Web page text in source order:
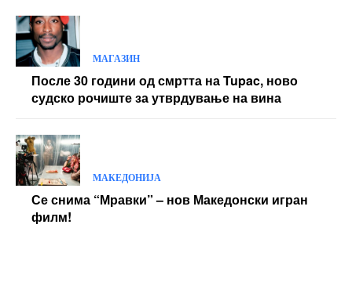
МАГАЗИН
После 30 години од смртта на Tupac, ново
судско рочиште за утврдување на вина
МАКЕДОНИЈА
Се снима “Мравки” – нов Македонски игран
филм!